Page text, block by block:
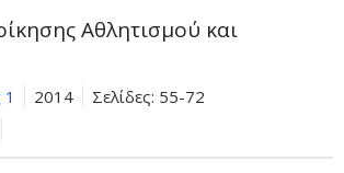
Αθλητισμού και
2014 Σελίδες: 55-72